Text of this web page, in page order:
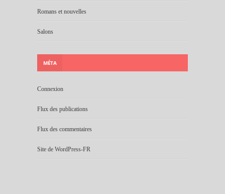
Romans et nouvelles
Salons
MÉTA
Connexion
Flux des publications
Flux des commentaires
Site de WordPress-FR